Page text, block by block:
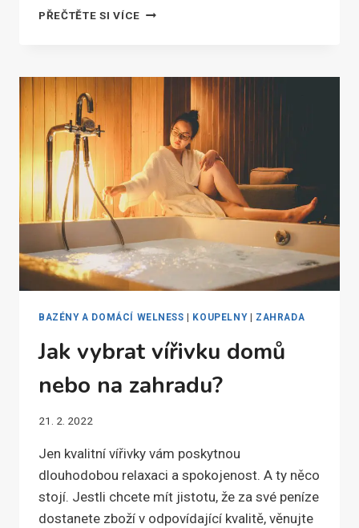
PŘEČTĚTE SI VÍCEVÍŘIVKY
BENEFITY
BAZÉNY A DOMÁCÍ WELNESS | KOUPELNY| ZAHRADA
Jak vybrat vířivku domů
nebo na zahradu?
21. 2. 2022
Jen kvalitní vířivky vám poskytnou
dlouhodobou relaxaci a spokojenost. A ty něco
stojí. Jestli chcete mít jistotu, že za své peníze
dostanete zboží v odpovídající kvalitě, věnujte